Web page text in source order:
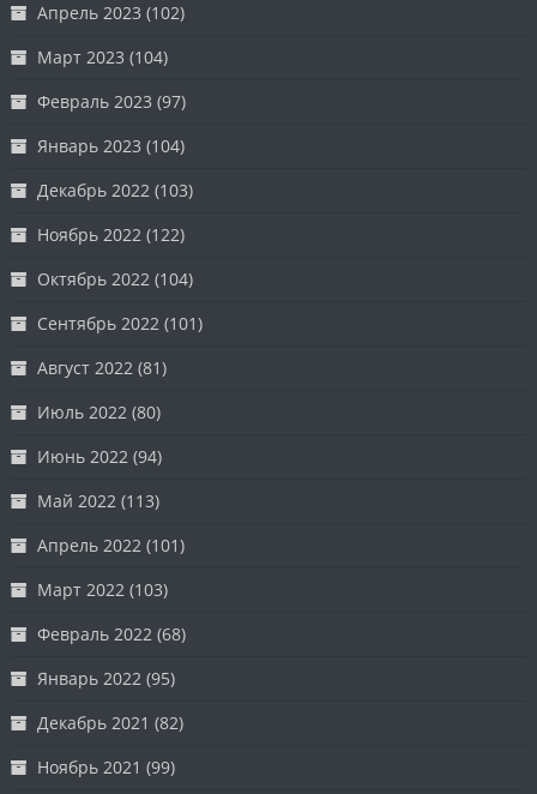
Апрель 2023 (102)
Март 2023 (104)
Февраль 2023 (97)
Январь 2023 (104)
Декабрь 2022 (103)
Ноябрь 2022 (122)
Октябрь 2022 (104)
Сентябрь 2022 (101)
Август 2022 (81)
Июль 2022 (80)
Июнь 2022 (94)
Май 2022 (113)
Апрель 2022 (101)
Март 2022 (103)
Февраль 2022 (68)
Январь 2022 (95)
Декабрь 2021 (82)
Ноябрь 2021 (99)